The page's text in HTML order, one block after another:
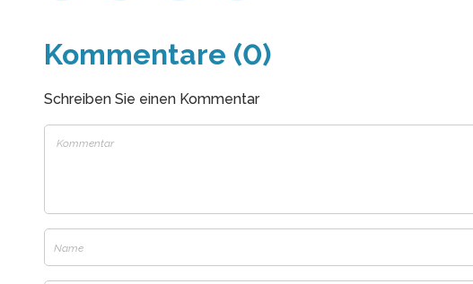
Kommentare (0)
Schreiben Sie einen Kommentar